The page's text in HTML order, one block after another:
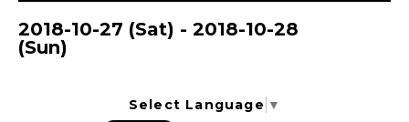
2018-10-27 (Sat) - 2018-10-28
(Sun)
Select Language ▼